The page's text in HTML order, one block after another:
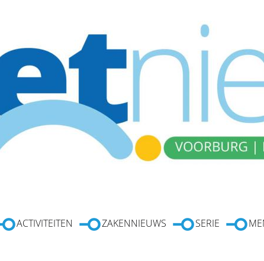
ACTIVITEITEN ZAKENNIEUWS SERIE